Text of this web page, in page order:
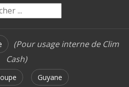
(Pour usage interne de Clim
Cash)
Guyane